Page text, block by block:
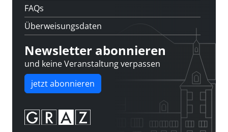
FAQs
Überweisungsdaten
Newsletter abonnieren
und keine Veranstaltung verpassen
jetzt abonnieren